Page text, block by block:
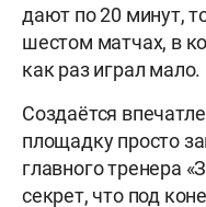
дают по 20 минут,
шестом матчах, в
как раз играл мало.
Создаётся
площадку просто
главного тренера
секрет, что под